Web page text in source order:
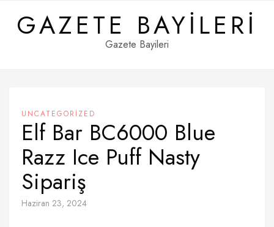
contentGAZETE BAYILERI
Gazete Bayileri
UNCATEGORIZED
Elf Bar BC6000 Blue
Razz Ice Puff Nasty
Sipariş
Haziran 23, 2024